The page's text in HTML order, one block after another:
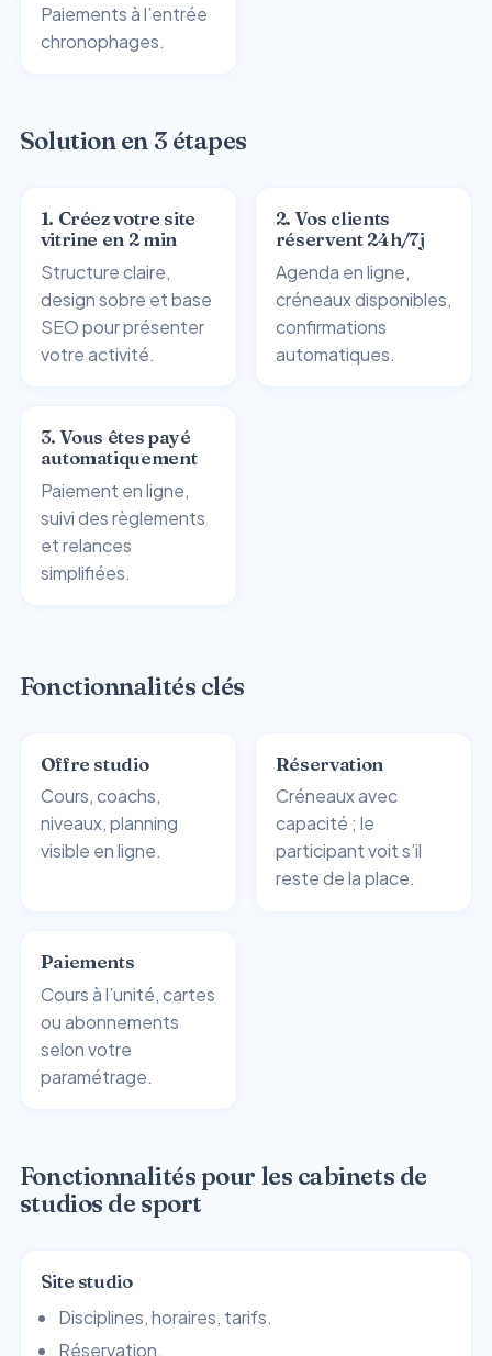
Paiements à l’entrée
chronophages.
Solution en 3 étapes
1. Créez votre site
vitrine en 2 min
Structure claire,
design sobre et base
SEO pour présenter
votre activité.
2. Vos clients
réservent 24h/7j
Agenda en ligne,
créneaux disponibles,
confirmations
automatiques.
3. Vous êtes payé
automatiquement
Paiement en ligne,
suivi des règlements
et relances
simplifiées.
Fonctionnalités clés
Offre studio
Cours, coachs,
niveaux, planning
visible en ligne.
Réservation
Créneaux avec
capacité ; le
participant voit s’il
reste de la place.
Paiements
Cours à l’unité, cartes
ou abonnements
selon votre
paramétrage.
Fonctionnalités pour les cabinets de
studios de sport
Site studio
Disciplines, horaires, tarifs.
Réservation.